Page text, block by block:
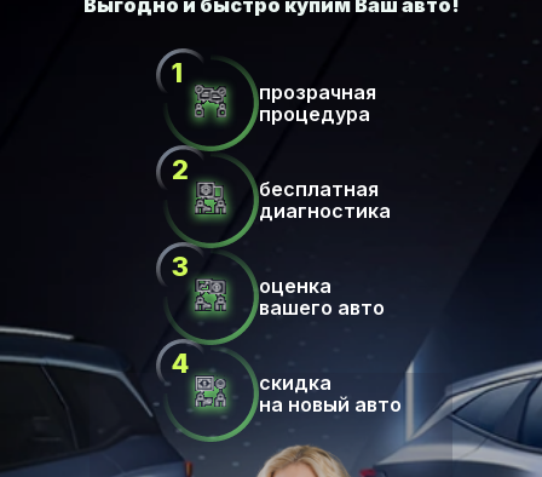
прозрачная
процедура
бесплатная
диагностика
оценка
вашего авто
скидка
на новый авто